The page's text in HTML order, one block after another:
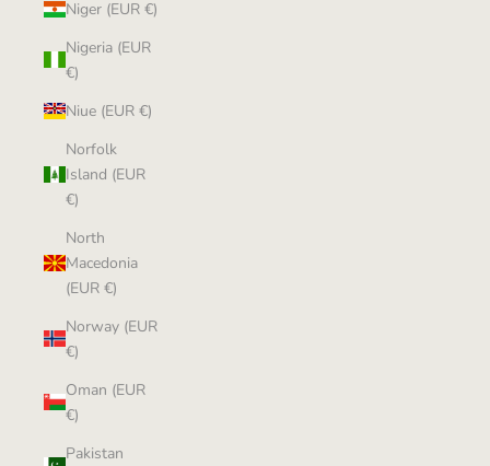
Niger (EUR €)
Nigeria (EUR
€)
Niue (EUR €)
Norfolk
Island (EUR
€)
North
Macedonia
(EUR €)
Norway (EUR
€)
Oman (EUR
€)
Pakistan